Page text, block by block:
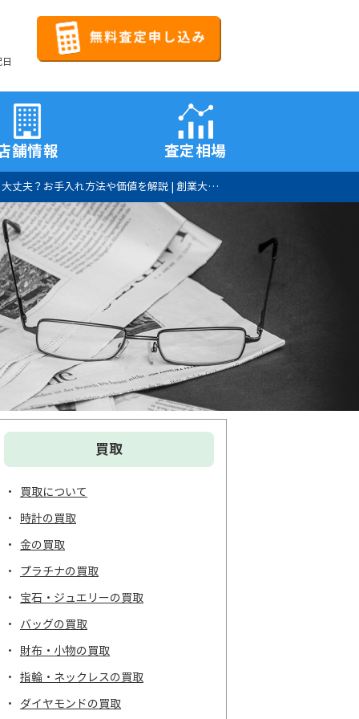
舗情報 査定相場
手入れ方法や価値を解説 | 創業大正8年の須賀質店
買取
買取について
時計の買取
金の買取
プラチナの買取
宝石・ジュエリーの買取
バッグの買取
財布・小物の買取
指輪・ネックレスの買取
ダイヤモンドの買取